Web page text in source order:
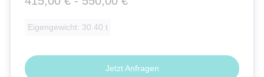
Eigengewicht: 30.40 t
Jetzt Anfragen